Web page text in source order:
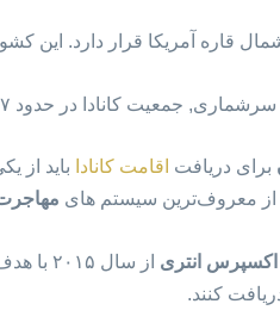
آمریکا قرار دارد. این کشور دارای ۱۰ استان می باشد, که هر یک از استان های آن از شرایط اقلیمی
جمعیت کانادا در حدود ۳۷ میلیون نفر بوده است.
برای دریافت اقامت کانادا باید از
از معروف‌ترین سیستم های مهاجرت
اکسپرس انتری
از سال
کنند.